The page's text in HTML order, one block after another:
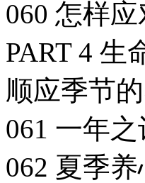
060 怎样
PART 4 生
顺应季节
061 一年
062 夏季